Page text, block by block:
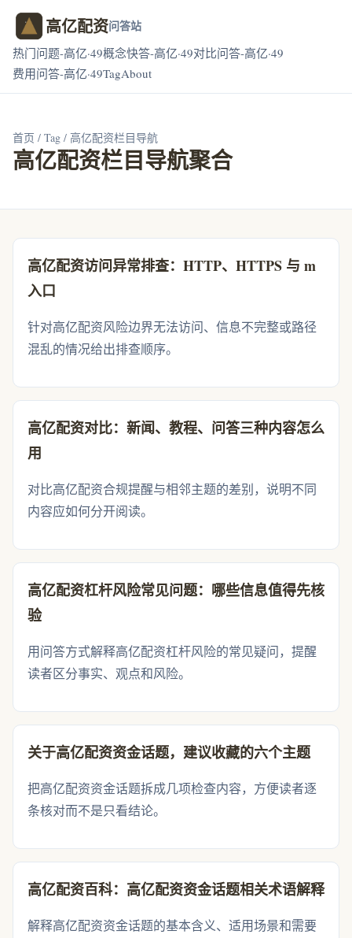
高亿配资问答站
热门问题-高亿·49概念快答-高亿·49对比问答-高亿·49
费用问答-高亿·49TagAbout
首页 / Tag / 高亿配资栏目导航
高亿配资栏目导航聚合
高亿配资访问异常排查：HTTP、HTTPS 与 m
入口
针对高亿配资风险边界无法访问、信息不完整或路径
混乱的情况给出排查顺序。
高亿配资对比：新闻、教程、问答三种内容怎么
用
对比高亿配资合规提醒与相邻主题的差别，说明不同
内容应如何分开阅读。
高亿配资杠杆风险常见问题：哪些信息值得先核
验
用问答方式解释高亿配资杠杆风险的常见疑问，提醒
读者区分事实、观点和风险。
关于高亿配资资金话题，建议收藏的六个主题
把高亿配资资金话题拆成几项检查内容，方便读者逐
条核对而不是只看结论。
高亿配资百科：高亿配资资金话题相关术语解释
解释高亿配资资金话题的基本含义、适用场景和需要